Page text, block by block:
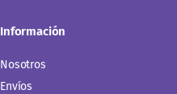
Información
Nosotros
Envíos